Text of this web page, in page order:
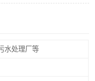
水处理厂等